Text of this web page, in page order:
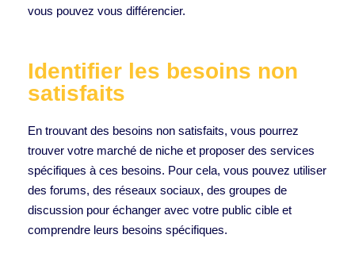
vous pouvez vous différencier.
Identifier les besoins non
satisfaits
En trouvant des besoins non satisfaits, vous pourrez
trouver votre marché de niche et proposer des services
spécifiques à ces besoins. Pour cela, vous pouvez utiliser
des forums, des réseaux sociaux, des groupes de
discussion pour échanger avec votre public cible et
comprendre leurs besoins spécifiques.